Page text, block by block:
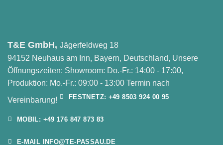
T&E GmbH, Jägerfeldweg 18
94152 Neuhaus am Inn, Bayern, Deutschland, Unsere
Öffnungszeiten: Showroom: Do.-Fr.: 14:00 - 17:00,
Produktion: Mo.-Fr.: 09:00 - 13:00 Termin nach
Vereinbarung!
FESTNETZ: +49 8503 924 00 95
MOBIL: +49 176 847 873 83
E-MAIL INFO@TE-PASSAU.DE